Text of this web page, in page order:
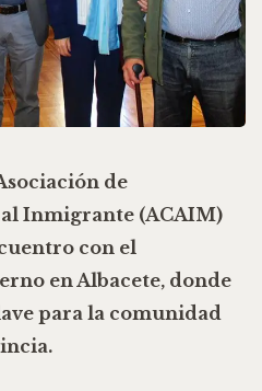
de
Inmigrante (ACAIM)
con el
en Albacete, donde
para la comunidad